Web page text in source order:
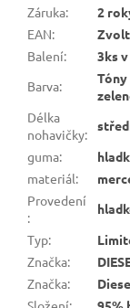
Záruka:
2
EAN:
Balení:
3ks
Barva:
Tóny
Délka
nohavičky:
guma:
materiál:
Provedení
:
Typ:
Značka:
Značka: